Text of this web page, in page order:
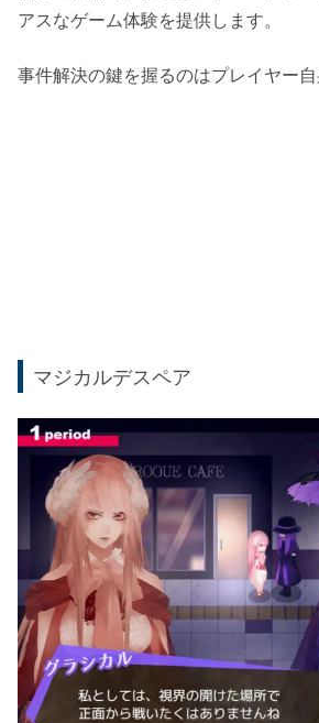
アスなゲーム体験を提供します。
事件解決の鍵を握るのはプレイヤー自
マジカルデスペア